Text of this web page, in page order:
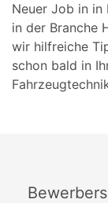
Neuer Job in in
in der Branche
wir hilfreiche
schon bald in